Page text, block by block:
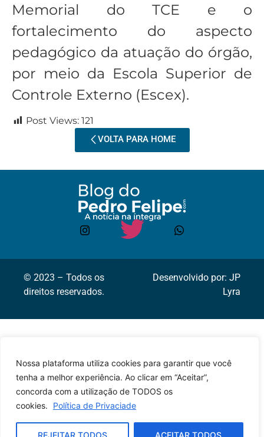
Nossa plataforma utiliza cookies para garantir que você
tenha a melhor experiência. Ao clicar em “Aceitar”,
concorda com a utilização de TODOS os
cookies.
Política de Privaciade
REJEITAR TODOS ACEITAR TODOS
Memorial do TCE e o
fortalecimento do aspecto
pedagógico da atuação do órgão,
por meio da Escola Superior de
Controle Externo (Escex).
Post Views: 121
VOLTA PARA HOME
© 2023 – Todos os
direitos reservados.
Desenvolvido por: JP
Lyra